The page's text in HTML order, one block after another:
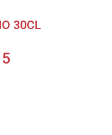
30CL